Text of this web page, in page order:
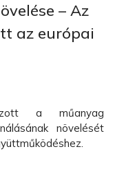
– Az
az európai
a műanyag
növelését